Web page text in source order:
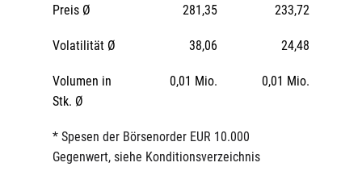
* Spesen der Börsenorder EUR 10.000
Gegenwert, siehe Konditionsverzeichnis
Preis Ø 281,35 233,72
Volatilität Ø 38,06 24,48
Volumen in
Stk. Ø
0,01 Mio. 0,01 Mio.